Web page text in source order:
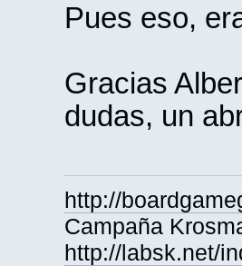
Pues eso,
Gracias
dudas, un
http://
Campaña
http://labsk.net/